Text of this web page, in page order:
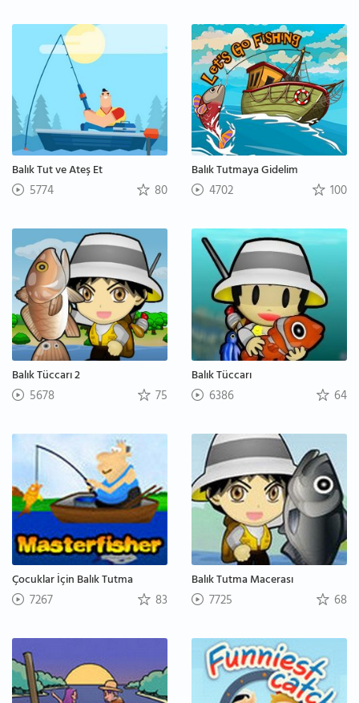
Balık Tut ve Ateş Et
5774 80
Balık Tutmaya Gidelim
4702 100
Balık Tüccarı 2
5678 75
Balık Tüccarı
6386 64
Çocuklar İçin Balık Tutma
7267 83
Balık Tutma Macerası
7725 68